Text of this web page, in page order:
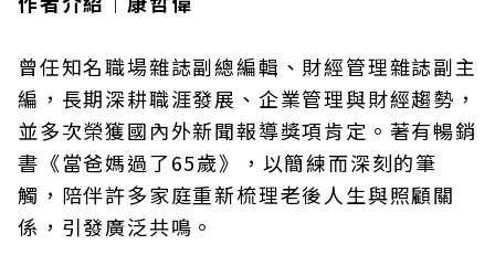
曾任知名職場雜誌副總編輯、財經管理雜誌副主
編，長期深耕職涯發展、企業管理與財經趨勢，
並多次榮獲國內外新聞報導獎項肯定。著有暢銷
書《當爸媽過了65歲》，以簡練而深刻的筆
觸，陪伴許多家庭重新梳理老後人生與照顧關
係，引發廣泛共鳴。